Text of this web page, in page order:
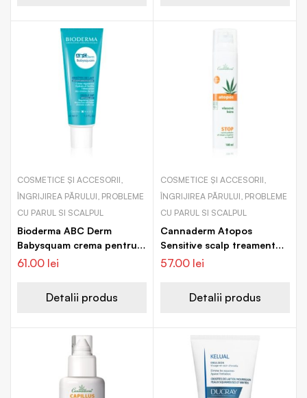
COSMETICE ȘI ACCESORII,
ÎNGRIJIREA PĂRULUI, PROBLEME
CU PARUL SI SCALPUL
Bioderma ABC Derm
Babysquam crema pentru
copii matreata din par
61.00 lei
Detalii produs
COSMETICE ȘI ACCESORII,
ÎNGRIJIREA PĂRULUI, PROBLEME
CU PARUL SI SCALPUL
Cannaderm Atopos
Sensitive scalp treament
tratament intensiv pentru
57.00 lei
Detalii produs